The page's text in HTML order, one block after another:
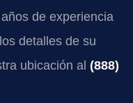
de experiencia
detalles de su
ubicación al (888)